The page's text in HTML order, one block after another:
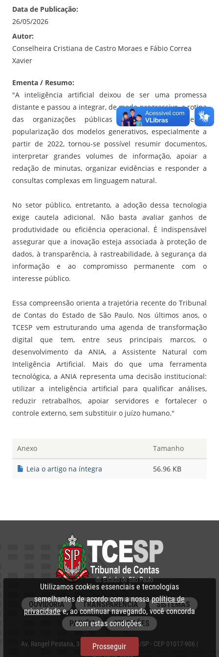
Data de Publicação:
26/05/2026
Autor:
Conselheira Cristiana de Castro Moraes e Fábio Correa
Xavier
Ementa / Resumo:
"A inteligência artificial deixou de ser uma promessa
distante e passou a integrar, de modo progressivo, a rotina
das organizações públicas e privadas. Desde a
popularização dos modelos generativos, especialmente a
partir de 2022, tornou-se possível resumir documentos,
interpretar grandes volumes de informação, apoiar a
redação de minutas, organizar evidências e responder a
consultas complexas em linguagem natural.
No setor público, entretanto, a adoção dessa tecnologia
exige cautela adicional. Não basta avaliar ganhos de
produtividade ou eficiência operacional. É indispensável
assegurar que a inovação esteja associada à proteção de
dados, à transparência, à rastreabilidade, à segurança da
informação e ao compromisso permanente com o
interesse público.
Essa compreensão orienta a trajetória recente do Tribunal
de Contas do Estado de São Paulo. Nos últimos anos, o
TCESP vem estruturando uma agenda de transformação
digital que tem, entre seus principais marcos, o
desenvolvimento da ANIA, a Assistente Natural com
Inteligência Artificial. Mais do que uma ferramenta
tecnológica, a ANIA representa uma decisão institucional:
utilizar a inteligência artificial para qualificar análises,
reduzir retrabalhos, apoiar servidores e fortalecer o
controle externo, sem substituir o juízo humano."
Anexo Tamanho
Leia o artigo na íntegra 56.96 KB
OUVIDORIA TRANSPARÊNCIA SISTEMAS
PAINÉIS CERTIDÕES
Av. Rangel Pestana, 315 - Centro, São Paulo/SP - CEP 01017-906 |
PABX: 3292‑3266
Utilizamos cookies essenciais e tecnologias
semelhantes de acordo com a nossapolítica de
privacidadee, ao continuar navegando, você concorda
com estas condições.
Prosseguir